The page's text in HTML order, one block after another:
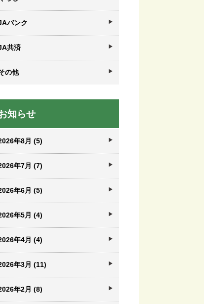
バンク
共済
の他
知らせ
年8月 (5)
年7月 (7)
年6月 (5)
年5月 (4)
年4月 (4)
年3月 (11)
年2月 (8)